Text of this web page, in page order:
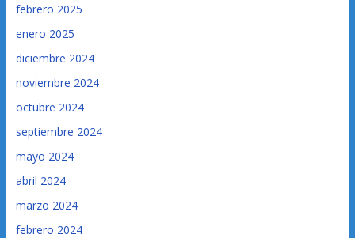
febrero 2025
enero 2025
diciembre 2024
noviembre 2024
octubre 2024
septiembre 2024
mayo 2024
abril 2024
marzo 2024
febrero 2024